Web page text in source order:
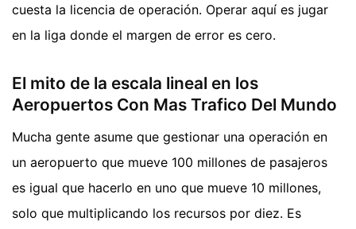
cuesta la licencia de operación. Operar aquí es jugar
en la liga donde el margen de error es cero.
El mito de la escala lineal en los
Aeropuertos Con Mas Trafico Del Mundo
Mucha gente asume que gestionar una operación en
un aeropuerto que mueve 100 millones de pasajeros
es igual que hacerlo en uno que mueve 10 millones,
solo que multiplicando los recursos por diez. Es